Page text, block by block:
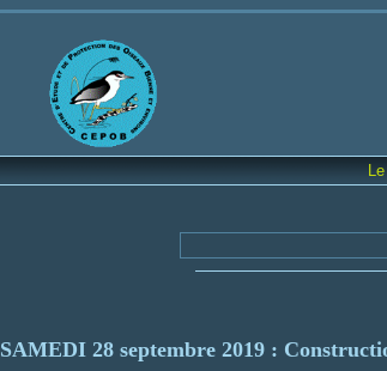
Bienvenue
Centre d'Etude et
SAMEDI 28 septembre 2019 :